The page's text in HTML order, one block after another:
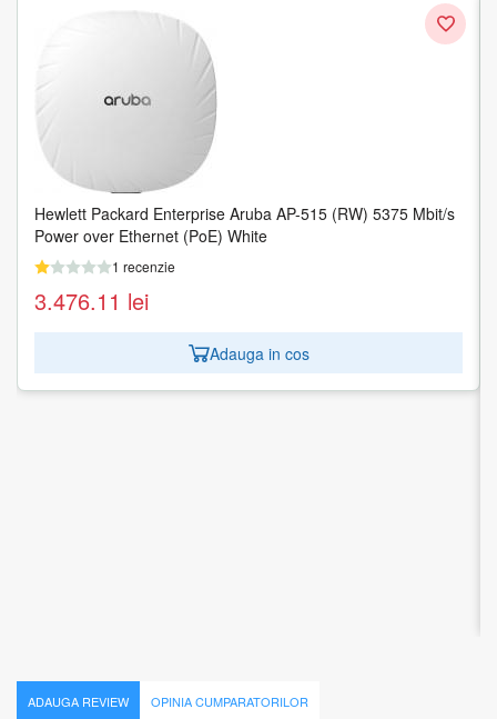
Hewlett Packard Enterprise Aruba AP-515 (RW) 5375 Mbit/s
Power over Ethernet (PoE) White
1 recenzie
3.476.11 lei
Adauga in cos
ADAUGA REVIEW OPINIA CUMPARATORILOR